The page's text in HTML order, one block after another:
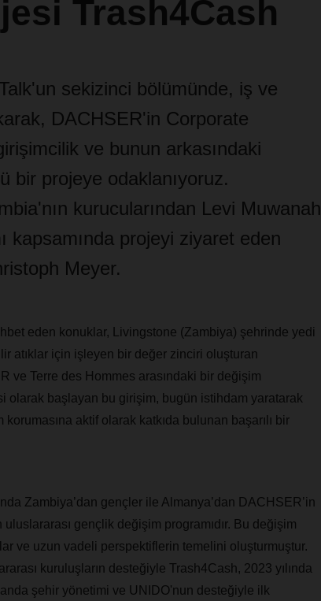
Trash4Cash
sekizinci bölümünde, iş ve
DACHSER'in Corporate
ve bunun arkasındaki
bir projeye odaklanıyoruz.
kurucularından Levi Muwanah
kapsamında projeyi ziyaret eden
Meyer.
eden konuklar, Livingstone (Zambiya) şehrinde yedi
atıklar için işleyen bir değer zinciri oluşturan
ve Terre des Hommes arasındaki bir değişim
olarak başlayan bu girişim, bugün istihdam yaratarak
aktif olarak katkıda bulunan başarılı bir
Zambiya’dan gençler ile Almanya’dan DACHSER’in
gençlik değişim programıdır. Bu değişim
ve uzun vadeli perspektiflerin temelini oluşturmuştur.
kuruluşların desteğiyle Trash4Cash, 2023 yılında
şehir yönetimi ve UNIDO'nun desteğiyle ilk